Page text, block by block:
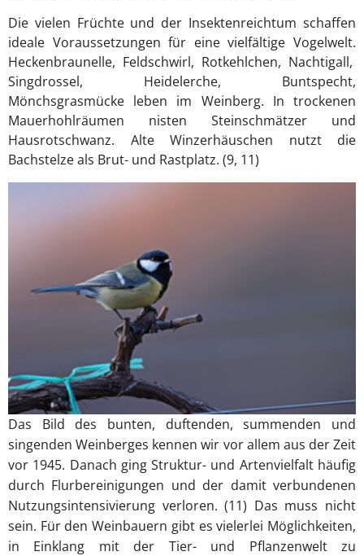
Die vielen Früchte und der Insektenreichtum schaffen
ideale Voraussetzungen für eine vielfältige Vogelwelt.
Heckenbraunelle, Feldschwirl, Rotkehlchen, Nachtigall,
Singdrossel, Heidelerche, Buntspecht,
Mönchsgrasmücke leben im Weinberg. In trockenen
Mauerhohlräumen nisten Steinschmätzer und
Hausrotschwanz. Alte Winzerhäuschen nutzt die
Bachstelze als Brut- und Rastplatz. (9, 11)
Das Bild des bunten, duftenden, summenden und
singenden Weinberges kennen wir vor allem aus der Zeit
vor 1945. Danach ging Struktur- und Artenvielfalt häufig
durch Flurbereinigungen und der damit verbundenen
Nutzungsintensivierung verloren. (11) Das muss nicht
sein. Für den Weinbauern gibt es vielerlei Möglichkeiten,
in Einklang mit der Tier- und Pflanzenwelt zu